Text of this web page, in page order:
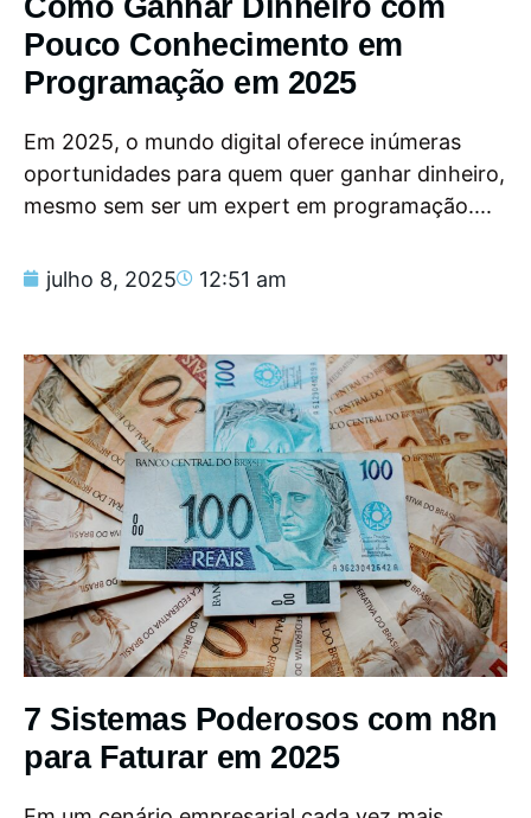
Como Ganhar Dinheiro com
Pouco Conhecimento em
Programação em 2025
Em 2025, o mundo digital oferece inúmeras
oportunidades para quem quer ganhar dinheiro,
mesmo sem ser um expert em programação....
julho 8, 2025 12:51 am
7 Sistemas Poderosos com n8n
para Faturar em 2025